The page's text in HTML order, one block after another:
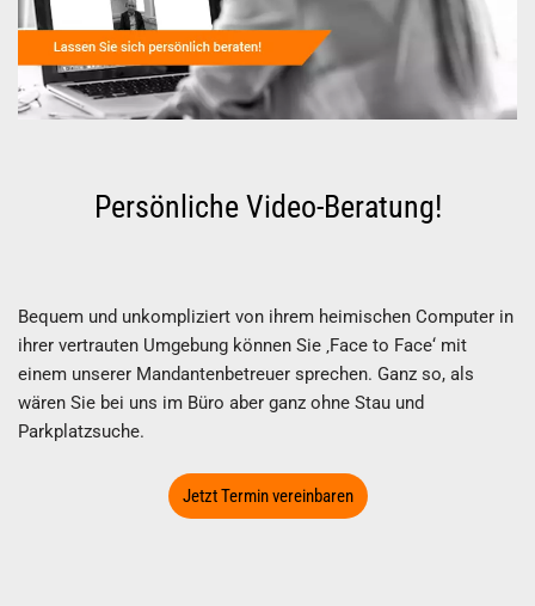
Persönliche Video-Beratung!
Bequem und unkompliziert von ihrem heimischen Computer in
ihrer vertrauten Umgebung können Sie ‚Face to Face‘ mit
einem unserer Mandantenbetreuer sprechen. Ganz so, als
wären Sie bei uns im Büro aber ganz ohne Stau und
Parkplatzsuche.
Jetzt Termin vereinbaren